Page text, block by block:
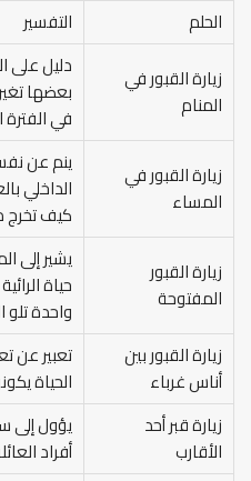
الحلم
التفسير
زيارة القبور في
المنام
دليل على
بعضها
في الفترة
زيارة القبور في
المساء
ينم عن
الداخلي
كيف تخرج
زيارة القبور
المفتوحة
يشير إلى
حياة
واحدة تلو
زيارة القبور بين
أناس غرباء
تعبير عن
الحياة
زيارة قبر أحد
الأقارب
يؤول إلى
أفراد